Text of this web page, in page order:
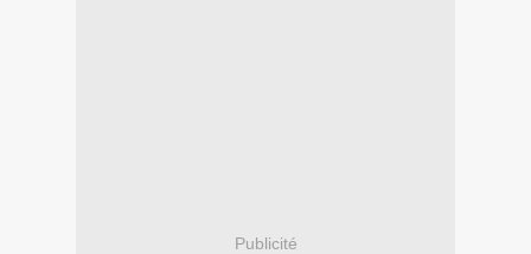
Publicité